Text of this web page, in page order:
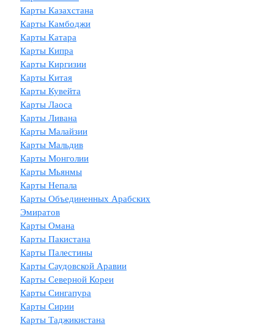
Карты Казахстана
Карты Камбоджи
Карты Катара
Карты Кипра
Карты Киргизии
Карты Китая
Карты Кувейта
Карты Лаоса
Карты Ливана
Карты Малайзии
Карты Мальдив
Карты Монголии
Карты Мьянмы
Карты Непала
Карты Объединенных Арабских
Эмиратов
Карты Омана
Карты Пакистана
Карты Палестины
Карты Саудовской Аравии
Карты Северной Кореи
Карты Сингапура
Карты Сирии
Карты Таджикистана